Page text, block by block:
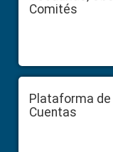
Comités
Plataforma de
Cuentas